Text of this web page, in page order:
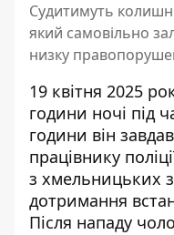
Судитимуть
який самовільно
низку
19 квітня 2025
години ночі під
години він
працівнику
з хмельницьких
дотримання
Після нападу